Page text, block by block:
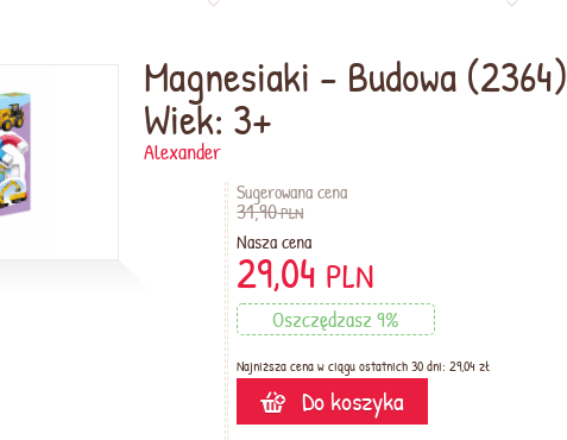
Magnesiaki - Budowa (2364)
Wiek: 3+
Alexander
Sugerowana cena
31,90PLN
Nasza cena
29,04 PLN
Oszczędzasz 9%
Najniższa cena w ciągu ostatnich 30 dni: 29,04 zł
Do koszyka